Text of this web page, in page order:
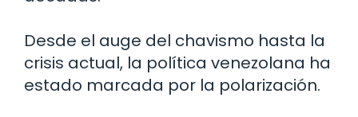
Desde el auge del chavismo hasta la
crisis actual, la política venezolana ha
estado marcada por la polarización.